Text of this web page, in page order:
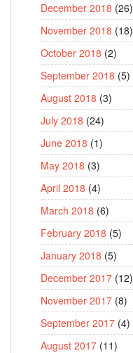
December 2018 (26)
November 2018 (18)
October 2018 (2)
September 2018 (5)
August 2018 (3)
July 2018 (24)
June 2018 (1)
May 2018 (3)
April 2018 (4)
March 2018 (6)
February 2018 (5)
January 2018 (5)
December 2017 (12)
November 2017 (8)
September 2017 (4)
August 2017 (11)